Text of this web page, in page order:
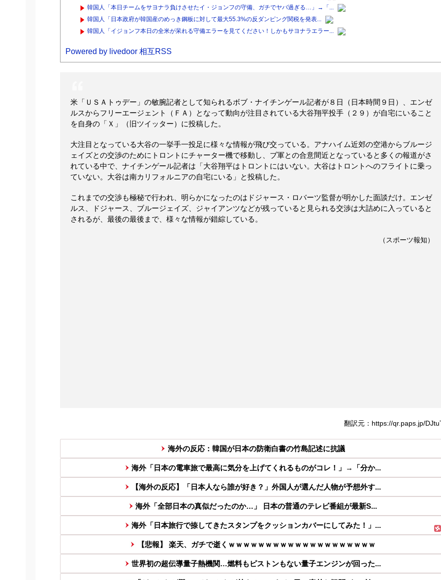
韓国人「本日チームをサヨナラ負けさせたイ・ジョンフの守備、ガチでヤバ過ぎる…」→「...
韓国人「日本政府が韓国産のめっき鋼板に対して最大55.3%の反ダンピング関税を発表...
韓国人「イジョンフ本日の全米が呆れる守備エラーを見てください！しかもサヨナラエラー...
Powered by livedoor 相互RSS
米「ＵＳＡトゥデー」の敏腕記者として知られるボブ・ナイチンゲール記者が８日（日本時間９日）、エンゼ
ルスからフリーエージェント（ＦＡ）となって動向が注目されている大谷翔平投手（２９）が自宅にいること
を自身の「Ｘ」（旧ツイッター）に投稿した。
大注目となっている大谷の一挙手一投足に様々な情報が飛び交っている。アナハイム近郊の空港からブルージ
ェイズとの交渉のためにトロントにチャーター機で移動し、ブ軍との合意間近となっていると多くの報道がさ
れている中で、ナイチンゲール記者は「大谷翔平はトロントにはいない。大谷はトロントへのフライトに乗っ
ていない。大谷は南カリフォルニアの自宅にいる」と投稿した。
これまでの交渉も極秘で行われ、明らかになったのはドジャース・ロバーツ監督が明かした面談だけ。エンゼ
ルス、ドジャース、ブルージェイズ、ジャイアンツなどが残っていると見られる交渉は大詰めに入っていると
されるが、最後の最後まで、様々な情報が錯綜している。
（スポーツ報知）
翻訳元：https://qr.paps.jp/
海外の反応：韓国が日本の防衛白書の竹島記述に抗議
海外「日本の電車旅で最高に気分を上げてくれるものがコレ！」→「分か...
【海外の反応】「日本人なら誰が好き？」外国人が選んだ人物が予想外す...
海外「全部日本の真似だったのか…」 日本の普通のテレビ番組が最新S...
海外「日本旅行で捺してきたスタンプをクッションカバーにしてみた！」...
【悲報】 楽天、ガチで逝くｗｗｗｗｗｗｗｗｗｗｗｗｗｗｗｗｗｗｗｗ
世界初の超伝導量子熱機関…燃料もピストンもない量子エンジンが回った...